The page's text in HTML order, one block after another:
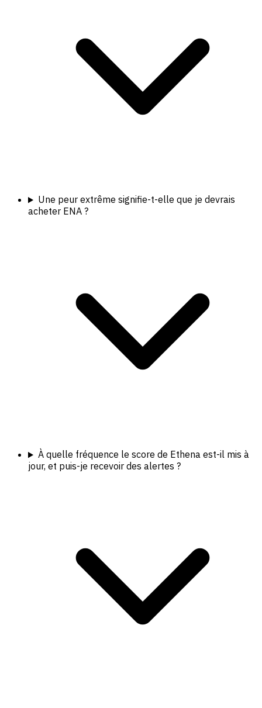
Une peur extrême signifie-t-elle que je devrais
acheter ENA ?
À quelle fréquence le score de Ethena est-il mis à
jour, et puis-je recevoir des alertes ?